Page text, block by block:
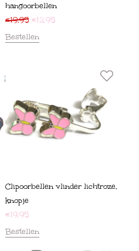
hangoorbellen
€19,95 €12,95
Bestellen
Clipoorbellen vlinder lichtroze,
knopje
€19,95
Bestellen